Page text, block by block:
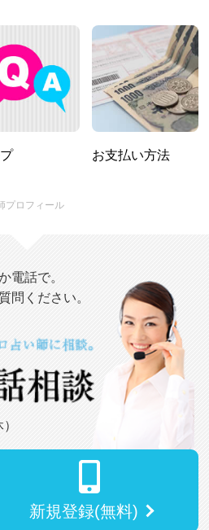
お支払い方法
ロフィール
電話で。
問ください。
新規登録(無料)